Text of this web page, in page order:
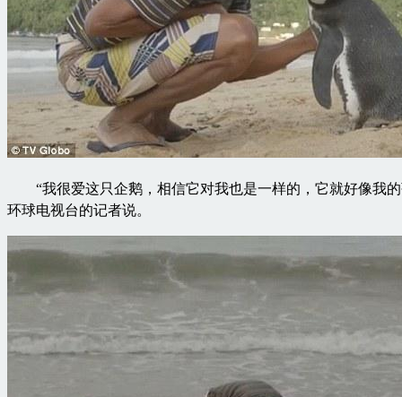
“我很爱这只企鹅，相信它对我也是一样的，它就好像我的
环球电视台的记者说。